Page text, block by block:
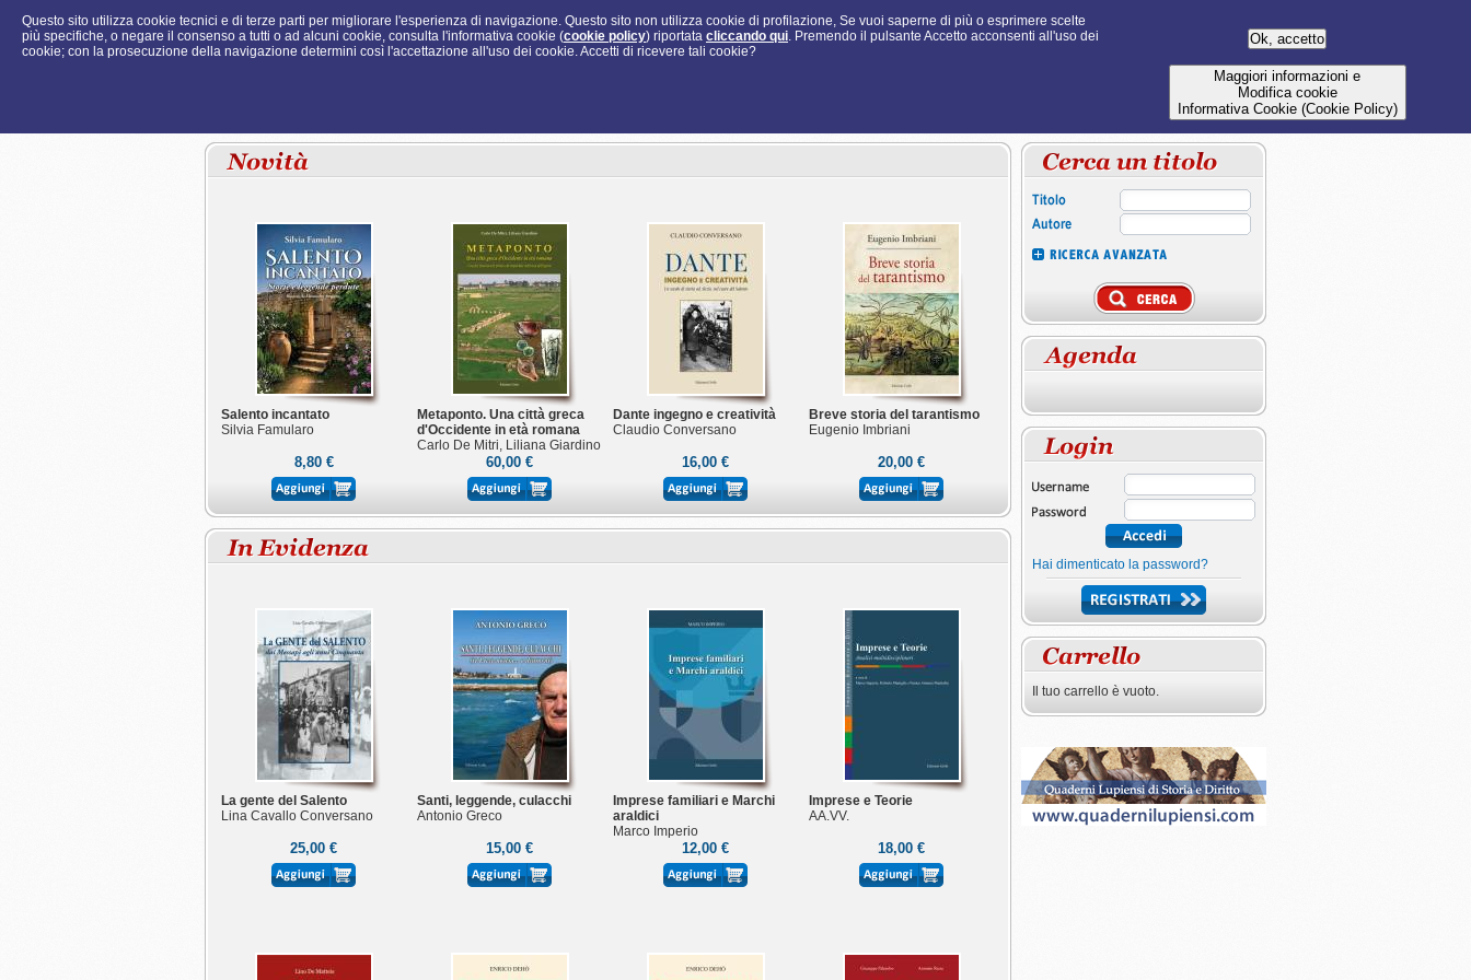
Questo sito utilizza cookie tecnici e di terze parti per migliorare l'esperienza di navigazione. Questo sito non utilizza cookie di profilazione, Se vuoi saperne di più o esprimere scelte
più specifiche, o negare il consenso a tutti o ad alcuni cookie, consulta l'informativa cookie (cookie policy) riportata cliccando qui. Premendo il pulsante Accetto acconsenti all'uso dei
cookie; con la prosecuzione della navigazione determini così l'accettazione all'uso dei cookie. Accetti di ricevere tali cookie?
Maggiori informazioni e
Modifica cookie
Informativa Cookie (Cookie Policy)
Salento incantato
Silvia Famularo
8,80 €
Metaponto. Una città greca
d'Occidente in età romana
Carlo De Mitri, Liliana Giardino
60,00 €
Dante ingegno e creatività
Claudio Conversano
16,00 €
Breve storia del tarantismo
Eugenio Imbriani
20,00 €
La gente del Salento
Lina Cavallo Conversano
25,00 €
Santi, leggende, culacchi
Antonio Greco
15,00 €
Imprese familiari e Marchi
araldici
Marco Imperio
12,00 €
Imprese e Teorie
AA.VV.
18,00 €
Hai dimenticato la password?
Il tuo carrello è vuoto.